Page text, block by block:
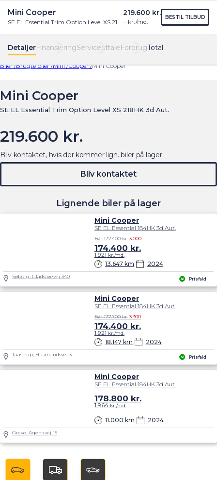
Find os Menu
DetaljerFinansieringServiceaftaleForbrugTotal
Mini Cooper
SE EL Essential Trim Option Level XS 218HK 3d Aut.
219.600 kr.
--kr./md.
BESTIL TILBUD
Biler /Brugte biler /Mini /Cooper /Mini Cooper
Mini Cooper
SE EL Essential Trim Option Level XS 218HK 3d Aut.
219.600 kr.
Lignende biler på lager
Prisfald
Mini Cooper
SE EL Essential 184HK 3d Aut.
13.647 km 2024
Før 177.400 kr. 3.000
174.400 kr.
1.921 kr./md.
Søborg, Gladsaxevej 340
Prisfald
Mini Cooper
SE EL Essential 184HK 3d Aut.
18.147 km 2024
Før 177.700 kr. 3.300
174.400 kr.
1.921 kr./md.
Taastrup, Husmandsvej 3
Mini Cooper
SE EL Essential 184HK 3d Aut.
11.000 km 2024
178.800 kr.
1.964kr./md.
Greve, Agenavej 15
Bliv kontaktet, hvis der kommer lign. biler på lager
Bliv kontaktet